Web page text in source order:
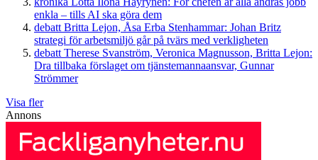
enkla – tills AI ska göra dem
debatt Britta Lejon, Åsa Erba Stenhammar: Johan Britz
strategi för arbetsmiljö går på tvärs med verkligheten
debatt Therese Svanström, Veronica Magnusson, Britta Lejon:
Dra tillbaka förslaget om tjänstemannaansvar, Gunnar
Strömmer
Visa fler
Annons